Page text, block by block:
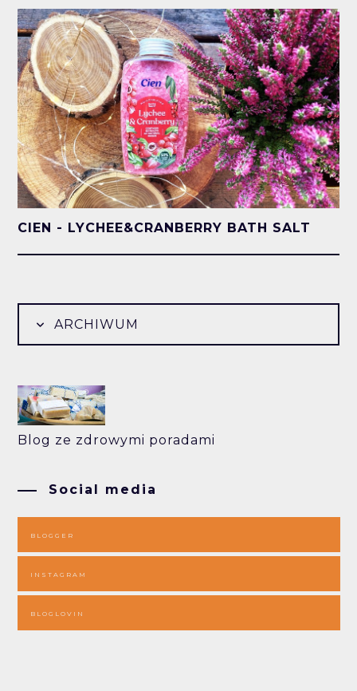
CIEN - LYCHEE&CRANBERRY BATH SALT
ARCHIWUM
Blog ze zdrowymi poradami
Social media
BLOGGER
INSTAGRAM
BLOGLOVIN